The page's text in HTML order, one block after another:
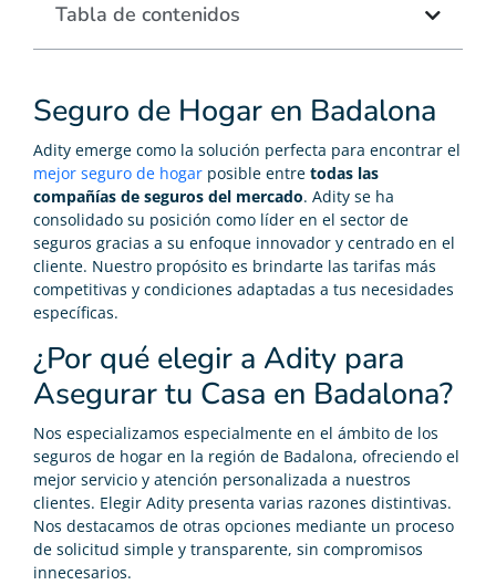
Seguro de Hogar en Badalona
Adity emerge como la solución perfecta para encontrar el
mejor seguro de hogar posible entre todas las
compañías de seguros del mercado. Adity se ha
consolidado su posición como líder en el sector de
seguros gracias a su enfoque innovador y centrado en el
cliente. Nuestro propósito es brindarte las tarifas más
competitivas y condiciones adaptadas a tus necesidades
específicas.
¿Por qué elegir a Adity para
Asegurar tu Casa en Badalona?
Nos especializamos especialmente en el ámbito de los
seguros de hogar en la región de Badalona, ofreciendo el
mejor servicio y atención personalizada a nuestros
clientes. Elegir Adity presenta varias razones distintivas.
Nos destacamos de otras opciones mediante un proceso
de solicitud simple y transparente, sin compromisos
innecesarios.
Tabla de contenidos